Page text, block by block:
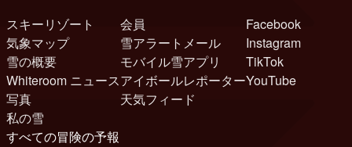
スキーリゾート
気象マップ
雪の概要
Whiteroom ニュース
写真
私の雪
会員
雪アラートメール
モバイル雪アプリ
アイボールレポーター
天気フィード
Facebook
Instagram
TikTok
YouTube
すべての冒険の予報